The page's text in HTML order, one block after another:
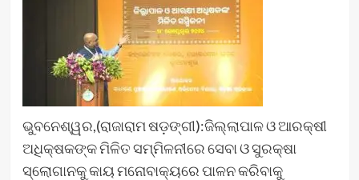
ଭୁବନେଶ୍ୱର,(ରାଜାରାମ ଷଡ଼ଙ୍ଗୀ):ଜିଲ୍ଲାପାଳ ଓ ଆରକ୍ଷୀ
ଅଧିକ୍ଷକଙ୍କ ମିଳିତ ସମ୍ମିଳନୀରେ ସେବା ଓ ସୁରକ୍ଷା
ସ୍ଲୋଗାନକୁ କାୟ ମନୋବାକ୍ୟରେ ପାଳନ କରିବାକୁ